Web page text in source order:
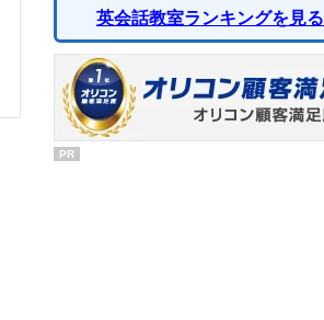
英会話教室ランキングを見る
PR